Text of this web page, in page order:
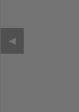
◀︎